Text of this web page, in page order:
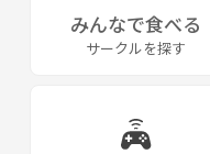
みんなで食べる
サークルを探す